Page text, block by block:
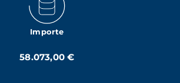
Importe
58.073,00 €